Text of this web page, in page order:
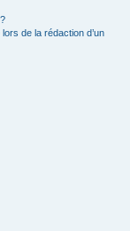
de la rédaction d’un